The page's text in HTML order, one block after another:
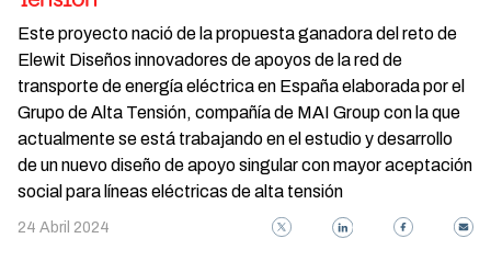
Este proyecto nació de la propuesta ganadora del reto de
Elewit Diseños innovadores de apoyos de la red de
transporte de energía eléctrica en España elaborada por el
Grupo de Alta Tensión, compañía de MAI Group con la que
actualmente se está trabajando en el estudio y desarrollo
de un nuevo diseño de apoyo singular con mayor aceptación
social para líneas eléctricas de alta tensión
24 Abril 2024